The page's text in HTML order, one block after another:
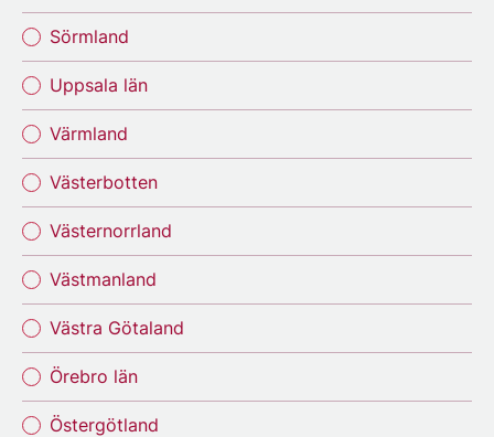
Sörmland
Uppsala län
Värmland
Västerbotten
Västernorrland
Västmanland
Västra Götaland
Örebro län
Östergötland